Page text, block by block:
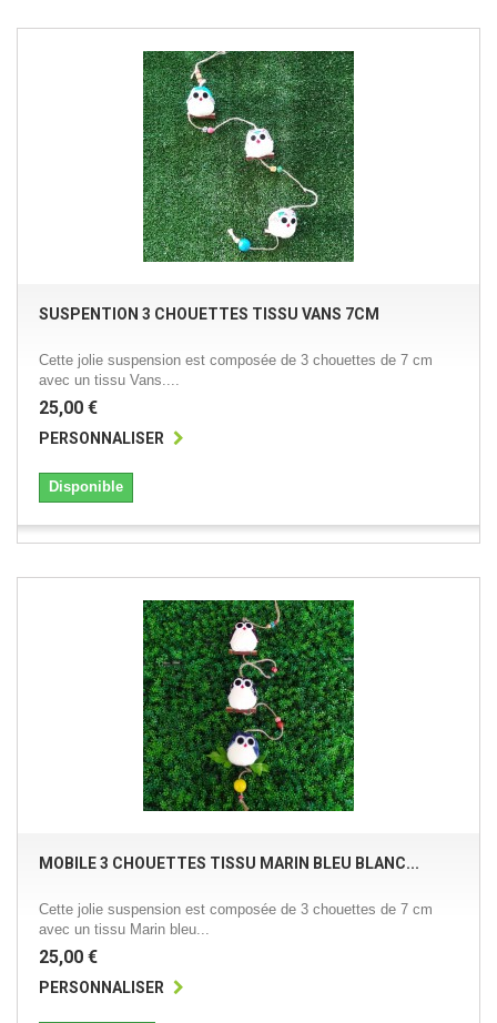
SUSPENTION 3 CHOUETTES TISSU VANS 7CM
Cette jolie suspension est composée de 3 chouettes de 7 cm
avec un tissu Vans....
25,00 €
PERSONNALISER
Disponible
MOBILE 3 CHOUETTES TISSU MARIN BLEU BLANC...
Cette jolie suspension est composée de 3 chouettes de 7 cm
avec un tissu Marin bleu...
25,00 €
PERSONNALISER